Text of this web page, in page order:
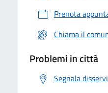
Prenota
Chiama il
Problemi in città
Segnala